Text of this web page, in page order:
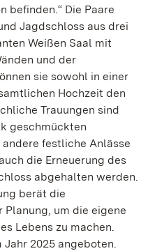
befinden.“ Die Paare
Jagdschloss aus drei
Weißen Saal mit
und der
sie sowohl in einer
Hochzeit den
Trauungen sind
geschmückten
festliche Anlässe
die Erneuerung des
abgehalten werden.
berät die
um die eigene
Lebens zu machen.
2025 angeboten.